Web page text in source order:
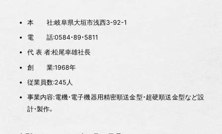
本 社:岐阜県大垣市浅西3-92-1
電 話:0584・89・5811
代 表 者:松尾幸雄社長
創 業:1968年
従業員数:245人
事業内容:電機・電子機器用精密順送金型・超硬順送金型など設
計・製作。